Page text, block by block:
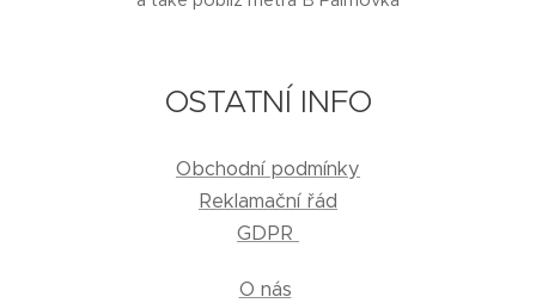
OSTATNÍ INFO
Obchodní podmínky
Reklamační řád
GDPR
O nás